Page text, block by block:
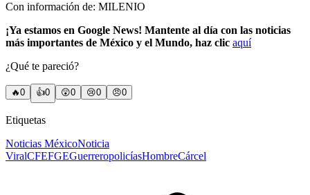
Con información de: MILENIO
¡Ya estamos en Google News! Mantente al día con las noticias
más importantes de México y el Mundo, haz clic aquí
¿Qué te pareció?
🔥0 👍0 😲0 😢0 😠0
Etiquetas
Noticias MéxicoNoticia
ViralCFEFGEGuerreropolicíasHombreCárcel